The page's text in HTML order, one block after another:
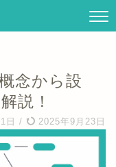
念から設
説！
日 / 2025年9月23日